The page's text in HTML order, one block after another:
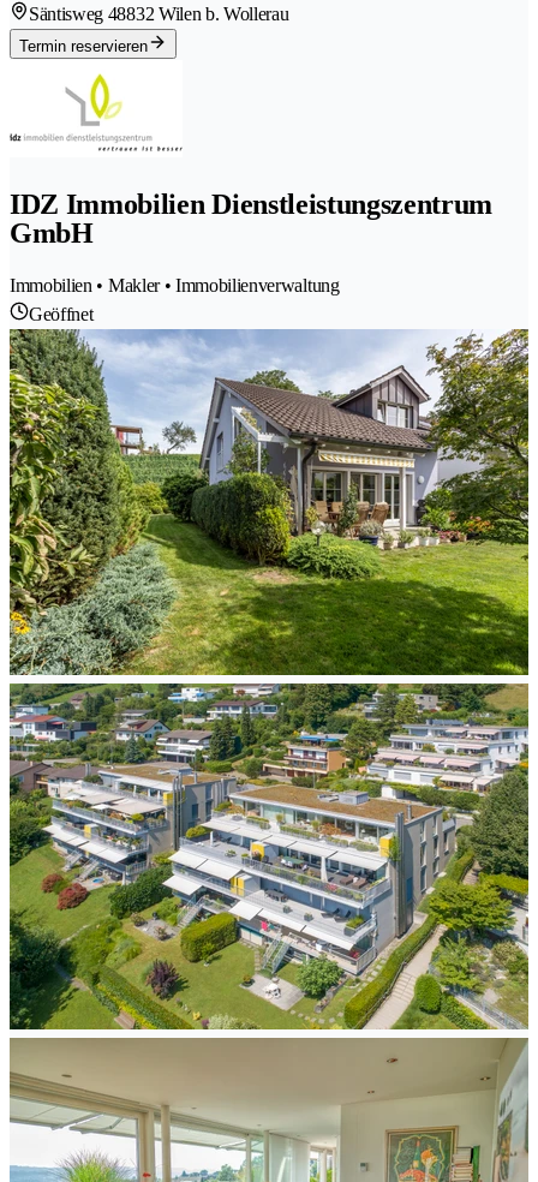
Säntisweg 48832 Wilen b. Wollerau
Termin reservieren
IDZ Immobilien Dienstleistungszentrum
GmbH
Immobilien • Makler • Immobilienverwaltung
Geöffnet